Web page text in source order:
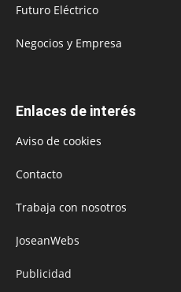
Futuro Eléctrico
Negocios y Empresa
Enlaces de interés
Aviso de cookies
Contacto
Trabaja con nosotros
JoseanWebs
Publicidad